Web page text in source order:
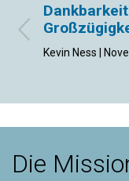
Kevin Ness |
Die